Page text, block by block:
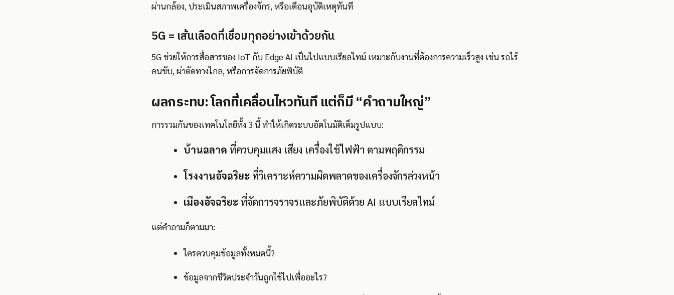
ผ่านกล้อง, ประเมินสภาพเครื่องจักร, หรือเตือนอุบัติเหตุทันที
5G = เส้นเลือดที่เชื่อมทุกอย่างเข้าด้วยกัน
5G ช่วยให้การสื่อสารของ IoT กับ Edge AI เป็นไปแบบเรียลไทม์ เหมาะกับงานที่ต้องการความเร็วสูง เช่น รถไร้
คนขับ, ผ่าตัดทางไกล, หรือการจัดการภัยพิบัติ
ผลกระทบ: โลกที่เคลื่อนไหวทันที แต่ก็มี “คำถามใหญ่”
การรวมกันของเทคโนโลยีทั้ง 3 นี้ ทำให้เกิดระบบอัตโนมัติเต็มรูปแบบ:
บ้านฉลาด ที่ควบคุมแสง เสียง เครื่องใช้ไฟฟ้า ตามพฤติกรรม
โรงงานอัจฉริยะ ที่วิเคราะห์ความผิดพลาดของเครื่องจักรล่วงหน้า
เมืองอัจฉริยะ ที่จัดการจราจรและภัยพิบัติด้วย AI แบบเรียลไทม์
แต่คำถามก็ตามมา:
ใครควบคุมข้อมูลทั้งหมดนี้?
ข้อมูลจากชีวิตประจำวันถูกใช้ไปเพื่ออะไร?